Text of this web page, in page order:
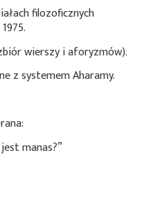
filozoficznych
wierszy i aforyzmów).
z systemem Aharamy.
manas?”